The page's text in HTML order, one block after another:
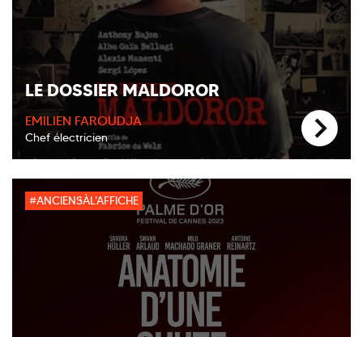
LE DOSSIER MALDOROR
EMILIEN FAROUDJA
Chef électricien
#ANCIENSÀL'AFFICHE